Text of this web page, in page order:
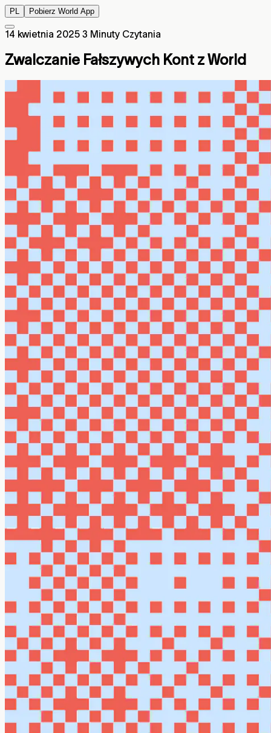
PL Pobierz World App
14 kwietnia 2025 3 Minuty Czytania
Zwalczanie Fałszywych Kont z World